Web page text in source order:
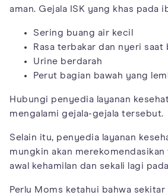
aman. Gejala ISK yang khas pada
Sering buang air kecil
Rasa terbakar dan nyeri saat
Urine berdarah
Perut bagian bawah yang
Hubungi penyedia layanan
mengalami gejala-gejala tersebut.
Selain itu, penyedia layanan
mungkin akan
awal kehamilan dan sekali lagi pada
Perlu Moms ketahui bahwa sekitar